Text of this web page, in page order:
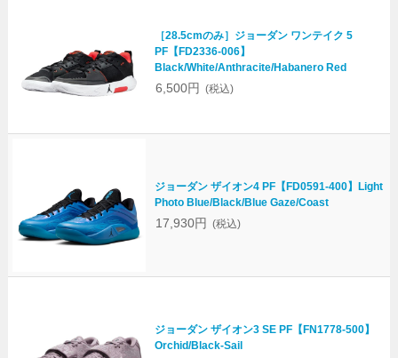
［28.5cmのみ］ジョーダン ワンテイク 5
PF【FD2336-006】
Black/White/Anthracite/Habanero Red
6,500円 (税込)
ジョーダン ザイオン4 PF【FD0591-400】Light
Photo Blue/Black/Blue Gaze/Coast
17,930円 (税込)
ジョーダン ザイオン3 SE PF【FN1778-500】
Orchid/Black-Sail